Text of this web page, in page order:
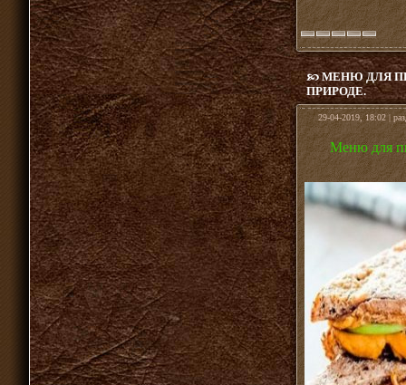
МЕНЮ ДЛЯ
ПРИРОДЕ.
29-04-2019, 18:02 |
Меню для